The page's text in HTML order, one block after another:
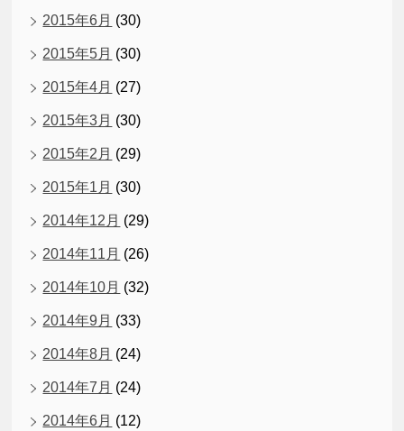
2015年6月 (30)
2015年5月 (30)
2015年4月 (27)
2015年3月 (30)
2015年2月 (29)
2015年1月 (30)
2014年12月 (29)
2014年11月 (26)
2014年10月 (32)
2014年9月 (33)
2014年8月 (24)
2014年7月 (24)
2014年6月 (12)